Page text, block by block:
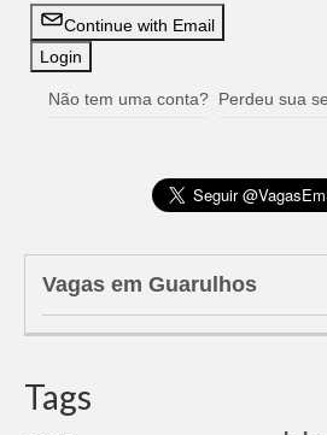
Continue with Email
Não tem uma conta? Perdeu sua
Vagas em Guarulhos
Tags